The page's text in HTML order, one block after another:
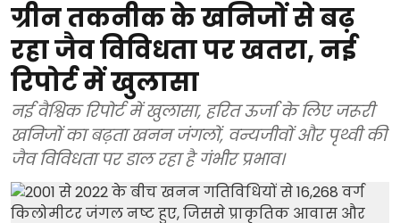
ग्रीन तकनीक के खनिजों से बढ़
रहा जैव विविधता पर खतरा, नई
रिपोर्ट में खुलासा
नई वैश्विक रिपोर्ट में खुलासा, हरित ऊर्जा के लिए जरूरी
खनिजों का बढ़ता खनन जंगलों, वन्यजीवों और पृथ्वी की
जैव विविधता पर डाल रहा है गंभीर प्रभाव।